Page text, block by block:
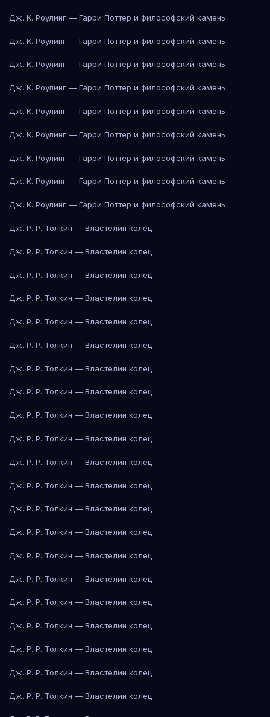
Дж. К. Роулинг — Гарри Поттер и философский камень
Дж. К. Роулинг — Гарри Поттер и философский камень
Дж. К. Роулинг — Гарри Поттер и философский камень
Дж. К. Роулинг — Гарри Поттер и философский камень
Дж. К. Роулинг — Гарри Поттер и философский камень
Дж. К. Роулинг — Гарри Поттер и философский камень
Дж. К. Роулинг — Гарри Поттер и философский камень
Дж. К. Роулинг — Гарри Поттер и философский камень
Дж. К. Роулинг — Гарри Поттер и философский камень
Дж. Р. Р. Толкин — Властелин колец
Дж. Р. Р. Толкин — Властелин колец
Дж. Р. Р. Толкин — Властелин колец
Дж. Р. Р. Толкин — Властелин колец
Дж. Р. Р. Толкин — Властелин колец
Дж. Р. Р. Толкин — Властелин колец
Дж. Р. Р. Толкин — Властелин колец
Дж. Р. Р. Толкин — Властелин колец
Дж. Р. Р. Толкин — Властелин колец
Дж. Р. Р. Толкин — Властелин колец
Дж. Р. Р. Толкин — Властелин колец
Дж. Р. Р. Толкин — Властелин колец
Дж. Р. Р. Толкин — Властелин колец
Дж. Р. Р. Толкин — Властелин колец
Дж. Р. Р. Толкин — Властелин колец
Дж. Р. Р. Толкин — Властелин колец
Дж. Р. Р. Толкин — Властелин колец
Дж. Р. Р. Толкин — Властелин колец
Дж. Р. Р. Толкин — Властелин колец
Дж. Р. Р. Толкин — Властелин колец
Дж. Р. Р. Толкин — Властелин колец